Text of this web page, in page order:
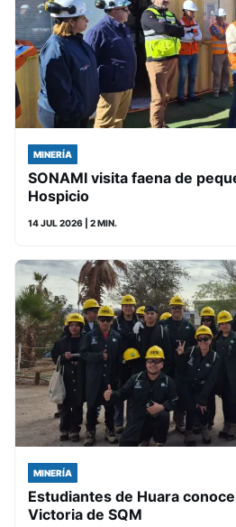
MINERÍA
SONAMI visita faena de
Hospicio
14 JUL 2026 | 2 MIN.
MINERÍA
Estudiantes de Huara
Victoria de SQM